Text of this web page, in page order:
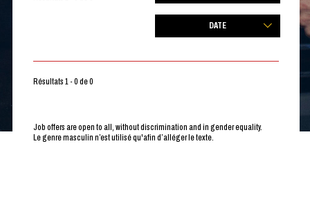
DATE
Résultats 1 - 0 de 0
Job offers are open to all, without discrimination and in gender equality.
Le genre masculin n’est utilisé qu'afin d’alléger le texte.